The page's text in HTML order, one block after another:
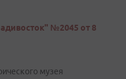
№2045 от 8
музея